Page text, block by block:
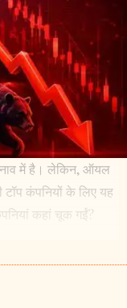
में है। लेकिन, ऑयल
टॉप कंपनियों के लिए यह
कहां चूक गईं?